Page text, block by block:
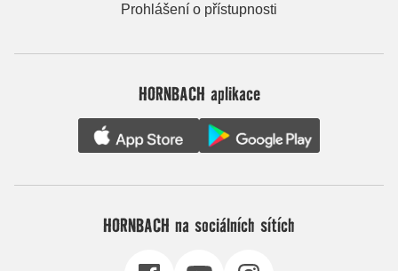
Prohlášení o přístupnosti
HORNBACH aplikace
HORNBACH na sociálních sítích